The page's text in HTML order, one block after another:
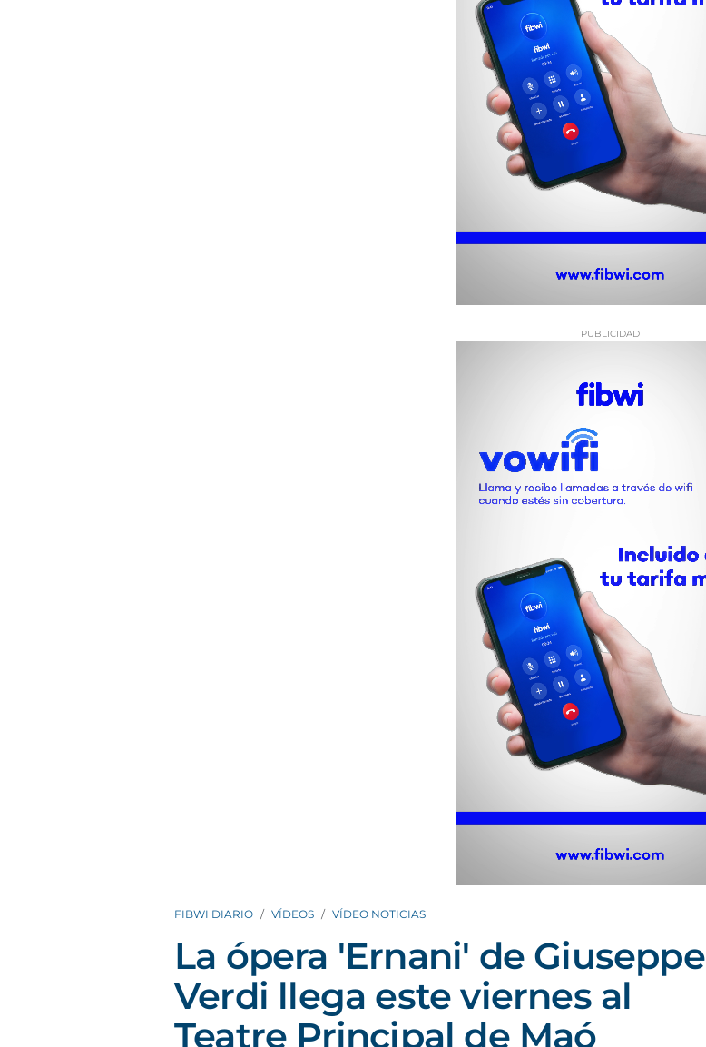
FIBWI DIARIO VÍDEOS VÍDEO NOTICIAS
La ópera 'Ernani' de Giuseppe
Verdi llega este viernes al
Teatre Principal de Maó